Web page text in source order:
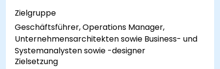
Karriere durch eine branchengerechte
Ausbildung in der Geschäftsanalyse.
Zielgruppe
Geschäftsführer, Operations Manager,
Unternehmensarchitekten sowie Business- und
Systemanalysten sowie -designer
Zielsetzung